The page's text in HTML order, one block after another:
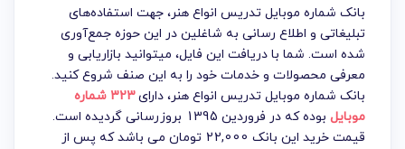
بانک شماره موبایل تدریس انواع هنر، جهت استفاده‌های
تبلیغاتی و اطلاع رسانی به شاغلین در این حوزه جمع‌آوری
شده است. شما با دریافت این فایل، میتوانید بازاریابی و
معرفی محصولات و خدمات خود را به این صنف شروع کنید.
بانک شماره موبایل تدریس انواع هنر، دارای
323 شماره
موبایل بوده که در فروردین 1395 بروزرسانی گردیده است.
قیمت خرید این بانک 22,000 تومان می باشد که پس از